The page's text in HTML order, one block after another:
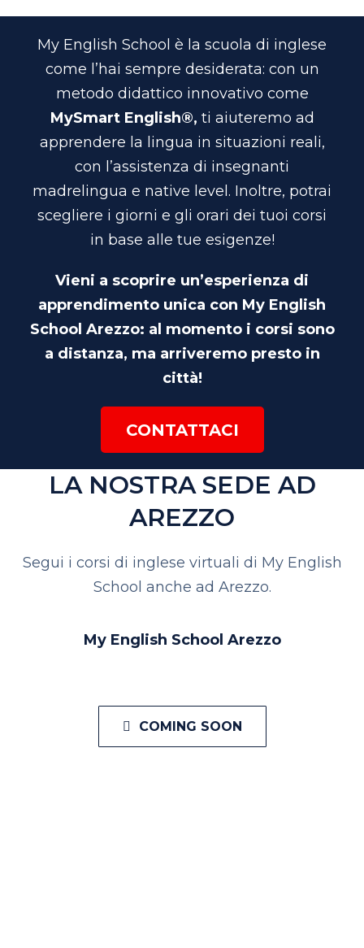
My English School è l a scuola di inglese
come l’hai sempre desiderata: con un
metodo didattico innovativo come
MySmart English®, ti aiuteremo ad
apprendere la lingua in situazioni reali,
con l’assistenza di insegnanti
madrelingua e native level. Inoltre, potrai
scegliere i giorni e gli orari dei tuoi corsi
in base alle tue esigenze!
Vieni a scoprire un’esperienza di
apprendimento unica con My English
School Arezzo: al momento i corsi sono
a distanza, ma arriveremo presto in
città!
CONTATTACI
LA NOSTRA SEDE AD
AREZZO
Segui i corsi di inglese virtuali di My English
School anche ad Arezzo.
My English School Arezzo
COMING SOON